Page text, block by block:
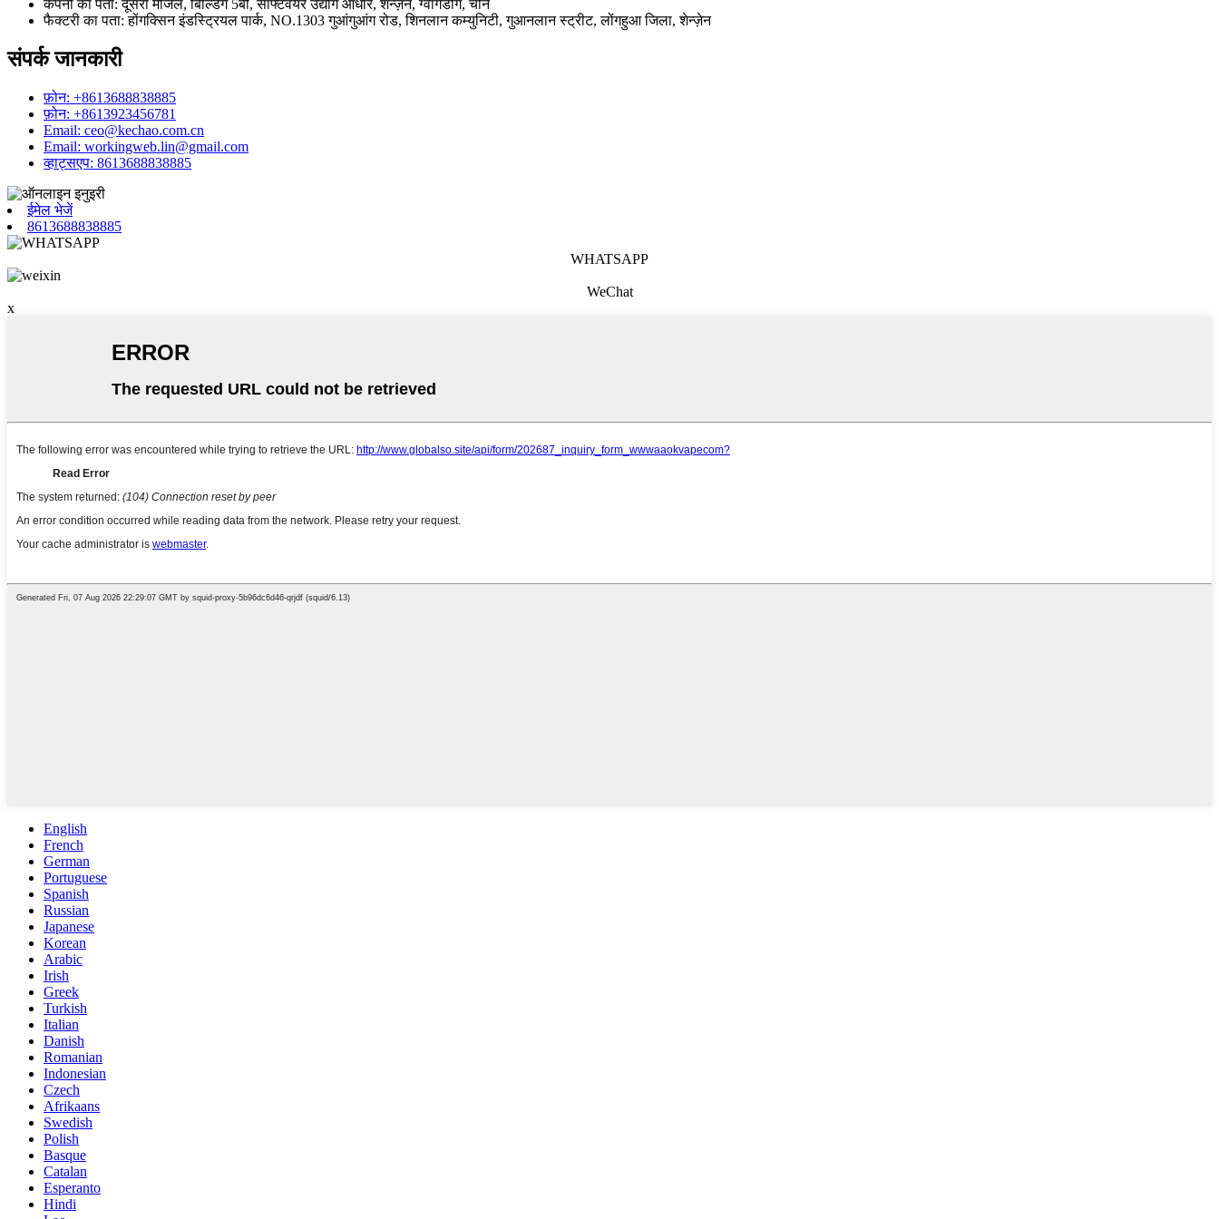
कंपनी का पता: दूसरी मंजिल, बिल्डिंग 5बी, सॉफ्टवेयर उद्योग आधार, शेन्ज़ेन, ग्वांगडोंग, चीन
फैक्टरी का पता: होंगक्सिन इंडस्ट्रियल पार्क, NO.1303 गुआंगुआंग रोड, शिनलान कम्युनिटी, गुआनलान स्ट्रीट, लोंगहुआ जिला, शेन्ज़ेन
संपर्क जानकारी
फ़ोन: +8613688838885
फ़ोन: +8613923456781
Email: ceo@kechao.com.cn
Email: workingweb.lin@gmail.com
व्हाट्सएप: 8613688838885
ईमेल भेजें
8613688838885
WHATSAPP
WeChat
x
English
French
German
Portuguese
Spanish
Russian
Japanese
Korean
Arabic
Irish
Greek
Turkish
Italian
Danish
Romanian
Indonesian
Czech
Afrikaans
Swedish
Polish
Basque
Catalan
Esperanto
Hindi